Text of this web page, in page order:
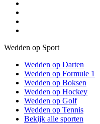
Wedden op Sport
Wedden op Darten
Wedden op Formule 1
Wedden op Boksen
Wedden op Hockey
Wedden op Golf
Wedden op Tennis
Bekijk alle sporten